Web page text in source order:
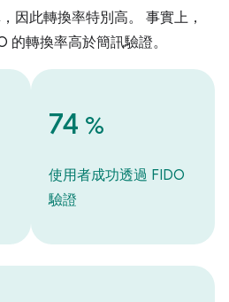
因此轉換率特別高。 事實上，
的轉換率高於簡訊驗證。
74 %
使用者成功透過 FIDO
驗證